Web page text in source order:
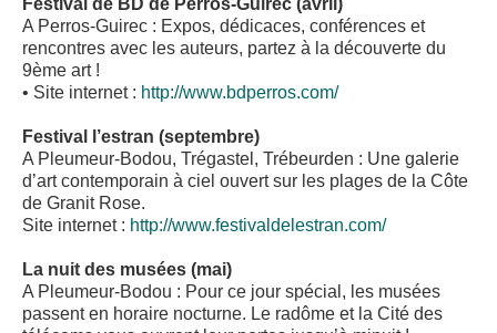
Festival de BD de Perros-Guirec (avril)
A Perros-Guirec : Expos, dédicaces, conférences et
rencontres avec les auteurs, partez à la découverte du
9ème art !
• Site internet : http://www.bdperros.com/
Festival l’estran (septembre)
A Pleumeur-Bodou, Trégastel, Trébeurden : Une galerie
d’art contemporain à ciel ouvert sur les plages de la Côte
de Granit Rose.
Site internet : http://www.festivaldelestran.com/
La nuit des musées (mai)
A Pleumeur-Bodou : Pour ce jour spécial, les musées
passent en horaire nocturne. Le radôme et la Cité des